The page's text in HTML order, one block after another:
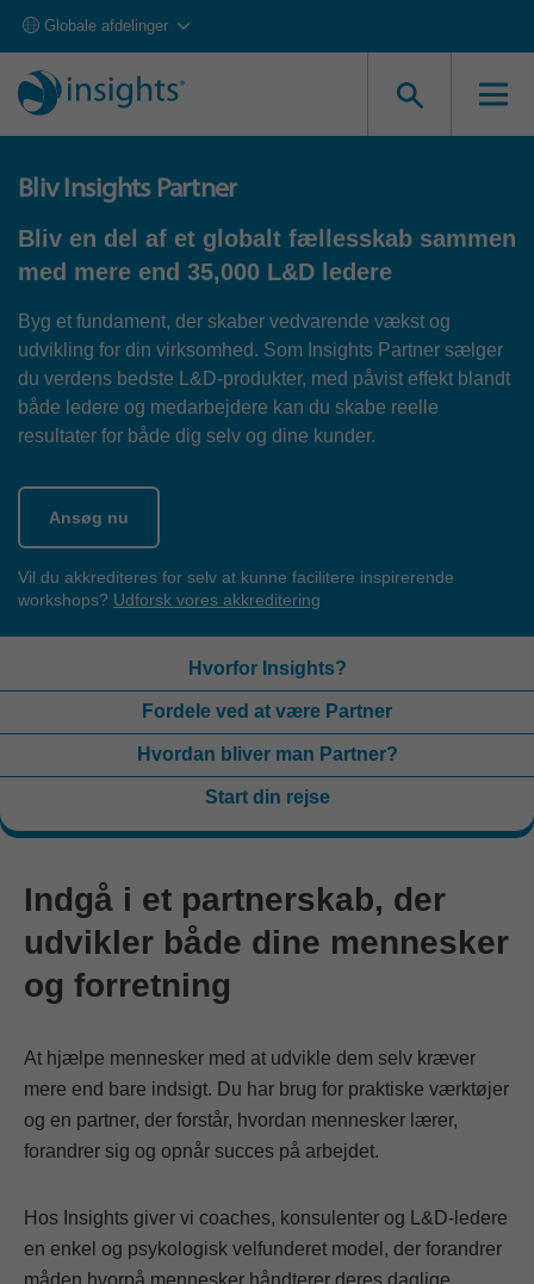
Globale afdelinger
Bliv Insights Partner
Bliv en del af et globalt fællesskab sammen
med mere end 35,000 L&D ledere
Byg et fundament, der skaber vedvarende vækst og
udvikling for din virksomhed. Som Insights Partner sælger
du verdens bedste L&D-produkter, med påvist effekt blandt
både ledere og medarbejdere kan du skabe reelle
resultater for både dig selv og dine kunder.
Ansøg nu
Vil du akkrediteres for selv at kunne facilitere inspirerende
workshops? Udforsk vores akkreditering
Hvorfor Insights?
Fordele ved at være Partner
Hvordan bliver man Partner?
Start din rejse
Indgå i et partnerskab, der
udvikler både dine mennesker
og forretning
At hjælpe mennesker med at udvikle dem selv kræver
mere end bare indsigt. Du har brug for praktiske værktøjer
og en partner, der forstår, hvordan mennesker lærer,
forandrer sig og opnår succes på arbejdet.
Hos Insights giver vi coaches, konsulenter og L&D-ledere
en enkel og psykologisk velfunderet model, der forandrer
måden hvorpå mennesker håndterer deres daglige